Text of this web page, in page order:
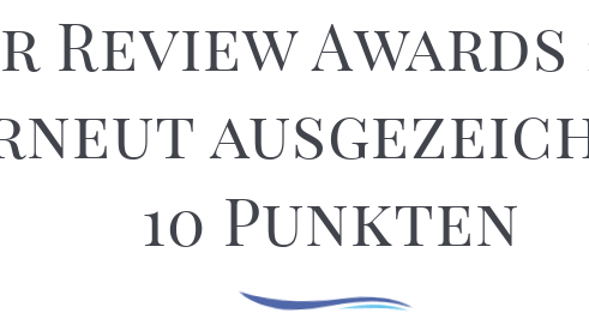
Awards
10 Punkten